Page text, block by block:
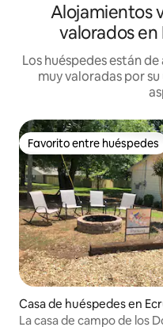
Alojamientos
valorados
Los huéspedes están
muy valoradas por
Favorito entre huéspedes
Favorito entre huéspedes
Casa de huéspedes en
La casa de campo de los